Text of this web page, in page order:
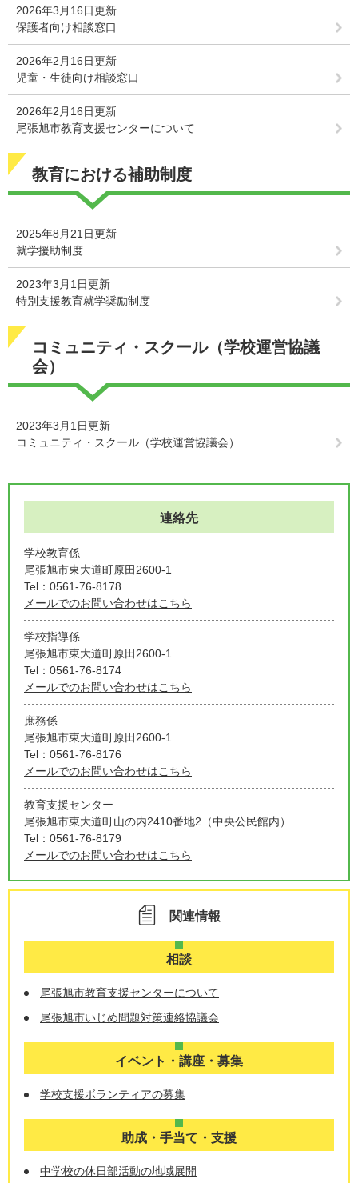
2026年3月16日更新
保護者向け相談窓口
2026年2月16日更新
児童・生徒向け相談窓口
2026年2月16日更新
尾張旭市教育支援センターについて
教育における補助制度
2025年8月21日更新
就学援助制度
2023年3月1日更新
特別支援教育就学奨励制度
コミュニティ・スクール（学校運営協議
会）
2023年3月1日更新
コミュニティ・スクール（学校運営協議会）
連絡先
学校教育係
尾張旭市東大道町原田2600-1
Tel：0561-76-8178
メールでのお問い合わせはこちら
学校指導係
尾張旭市東大道町原田2600-1
Tel：0561-76-8174
メールでのお問い合わせはこちら
庶務係
尾張旭市東大道町原田2600-1
Tel：0561-76-8176
メールでのお問い合わせはこちら
教育支援センター
尾張旭市東大道町山の内2410番地2（中央公民館内）
Tel：0561-76-8179
メールでのお問い合わせはこちら
関連情報
相談
尾張旭市教育支援センターについて
尾張旭市いじめ問題対策連絡協議会
イベント・講座・募集
学校支援ボランティアの募集
助成・手当て・支援
中学校の休日部活動の地域展開